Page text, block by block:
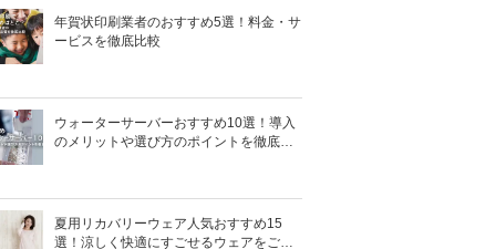
年賀状印刷業者のおすすめ5選！料金・サ
ービスを徹底比較
ウォーターサーバーおすすめ10選！導入
のメリットや選び方のポイントを徹底解
夏用リカバリーウェア人気おすすめ15
選！涼しく快適にすごせるウェアをご紹